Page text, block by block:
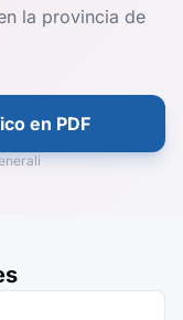
la provincia de
en PDF